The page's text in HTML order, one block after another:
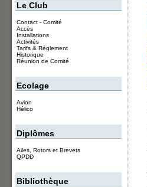
Le Club
Contact - Comité
Accès
Installations
Activités
Tarifs & Règlement
Historique
Réunion de Comité
Ecolage
Avion
Hélico
Diplômes
Ailes, Rotors et Brevets
QPDD
Bibliothèque